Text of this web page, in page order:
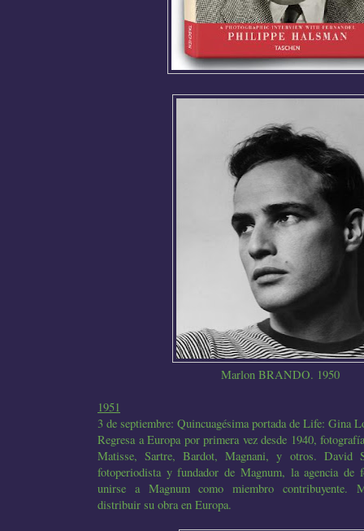
Marlon BRANDO. 1950
1951
3 de septiembre: Quincuagésima portada de Life: Gina
Regresa a Europa por primera vez desde 1940,
Matisse, Sartre, Bardot, Magnani, y otros. David
fotoperiodista y fundador de Magnum, la agencia de
unirse a Magnum como miembro contribuyente.
distribuir su obra en Europa.